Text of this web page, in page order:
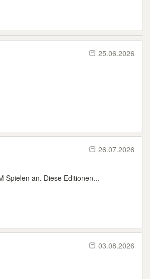
25.06.2026
26.07.2026
Spielen an. Diese Editionen...
03.08.2026